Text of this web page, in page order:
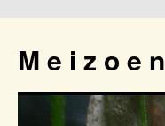
M e i z o e n